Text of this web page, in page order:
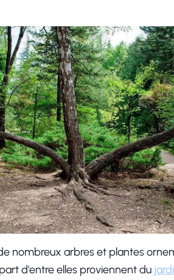
nombreux arbres et plantes
d'entre elles proviennent du